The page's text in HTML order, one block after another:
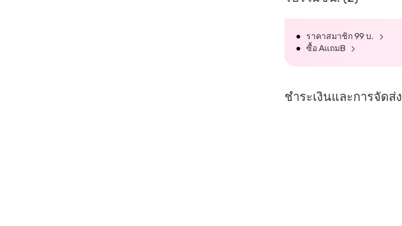
ราคาสมาชิก 99 บ.
ซื้อ AแถมB
ชำระเงินและการจัดส่ง